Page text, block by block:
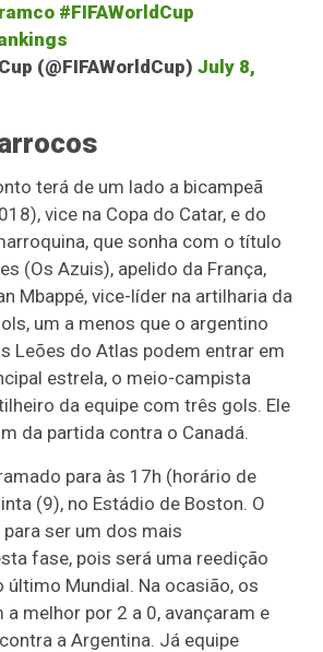
#FIFAWorldCup
(@FIFAWorldCup) July 8,
terá de um lado a bicampeã
vice na Copa do Catar, e do
que sonha com o título
(Os Azuis), apelido da França,
Mbappé, vice-líder na artilharia da
um a menos que o argentino
Leões do Atlas podem entrar em
estrela, o meio-campista
da equipe com três gols. Ele
da partida contra o Canadá.
para às 17h (horário de
(9), no Estádio de Boston. O
ser um dos mais
fase, pois será uma reedição
Mundial. Na ocasião, os
a melhor por 2 a 0, avançaram e
a Argentina. Já equipe